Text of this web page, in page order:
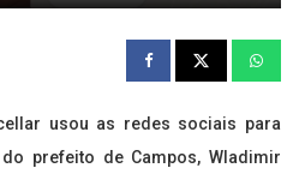
usou as redes sociais para
prefeito de Campos, Wladimir